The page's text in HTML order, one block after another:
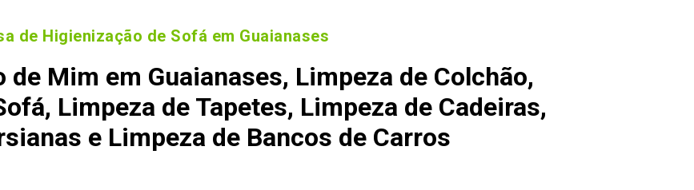
de Higienização de Sofá em Guaianases
Mim em Guaianases, Limpeza de Colchão,
Limpeza de Tapetes, Limpeza de Cadeiras,
e Limpeza de Bancos de Carros